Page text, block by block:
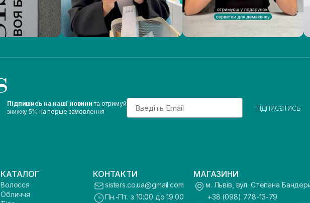
Підпишись на наші новини та отримуй
знижку 5% на перше замовлення
Email
підписатись
КАТАЛОГ
Волосся
Обличчя
КОНТАКТИ
sisters.co.ua@gmail.com
Пн.-Пт. з 10:00 до 19:00
МАГАЗИНИ
м. Львів, вул. Степана
+38 (098) 778-13-79